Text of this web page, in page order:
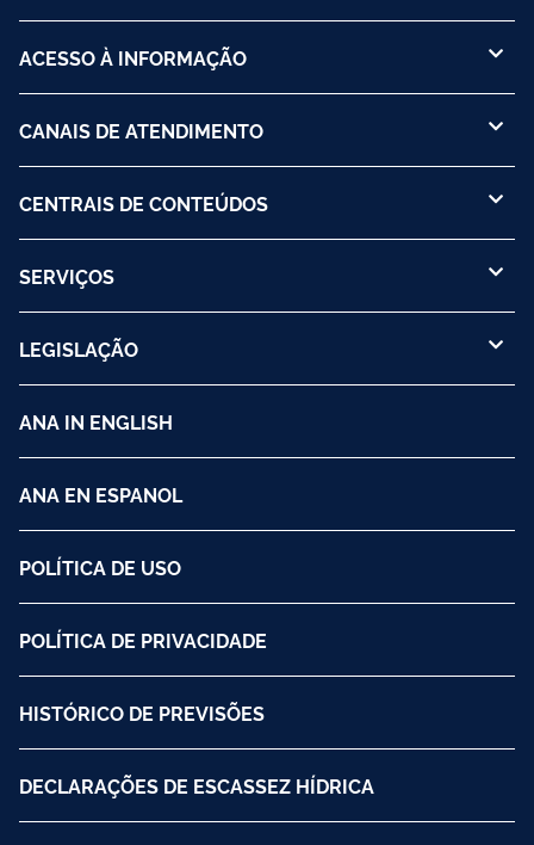
ACESSO À INFORMAÇÃO
CANAIS DE ATENDIMENTO
CENTRAIS DE CONTEÚDOS
SERVIÇOS
LEGISLAÇÃO
ANA IN ENGLISH
ANA EN ESPANOL
POLÍTICA DE USO
POLÍTICA DE PRIVACIDADE
HISTÓRICO DE PREVISÕES
DECLARAÇÕES DE ESCASSEZ HÍDRICA